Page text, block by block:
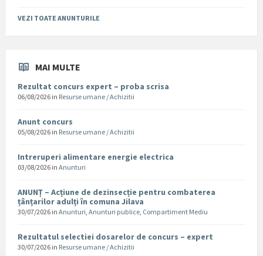
VEZI TOATE ANUNTURILE
MAI MULTE
Rezultat concurs expert – proba scrisa
06/08/2026 in Resurse umane / Achizitii
Anunt concurs
05/08/2026 in Resurse umane / Achizitii
Intreruperi alimentare energie electrica
03/08/2026 in Anunturi
ANUNȚ – Acțiune de dezinsecție pentru combaterea
țânțarilor adulți în comuna Jilava
30/07/2026 in Anunturi, Anunturi publice, Compartiment Mediu
Rezultatul selectiei dosarelor de concurs – expert
30/07/2026 in Resurse umane / Achizitii